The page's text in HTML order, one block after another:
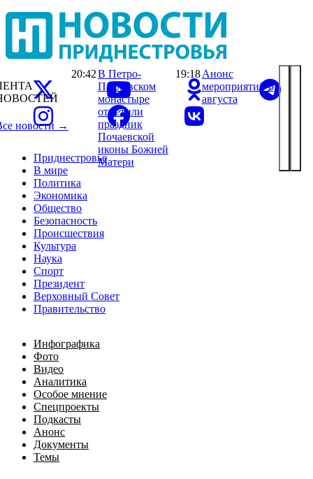
Приднестровье
В мире
Политика
Экономика
Общество
Безопасность
Происшествия
Культура
Наука
Спорт
Президент
Верховный Совет
Правительство
Инфографика
Фото
Видео
Аналитика
Особое мнение
Спецпроекты
Подкасты
Анонс
Документы
Темы
новости →
20:42В Петро-
Павловском
монастыре
отметили
праздник
Почаевской
иконы Божией
Матери
19:18 Анонс
мероприятий 6
августа